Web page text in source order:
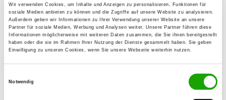
Wir verwenden Cookies, um Inhalte und Anzeigen zu personalisieren, Funktionen für
soziale Medien anbieten zu können und die Zugriffe auf unsere Website zu analysieren.
Außerdem geben wir Informationen zu Ihrer Verwendung unserer Website an unsere
Partner für soziale Medien, Werbung und Analysen weiter. Unsere Partner führen diese
Informationen möglicherweise mit weiteren Daten zusammen, die Sie ihnen bereitgestellt
haben oder die sie im Rahmen Ihrer Nutzung der Dienste gesammelt haben. Sie geben
Einwilligung zu unseren Cookies, wenn Sie unsere Webseite weiterhin nutzen.
Notwendig
41238 Mönchengladbach-Rheydt
OG - Hilden-Nord
Lodenheide 30